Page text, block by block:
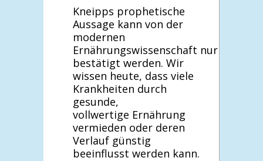
Kneipps prophetische
Aussage kann von der
modernen
Ernährungswissenschaft nur
bestätigt werden. Wir
wissen heute, dass viele
Krankheiten durch
gesunde,
vollwertige Ernährung
vermieden oder deren
Verlauf günstig
beeinflusst werden kann.